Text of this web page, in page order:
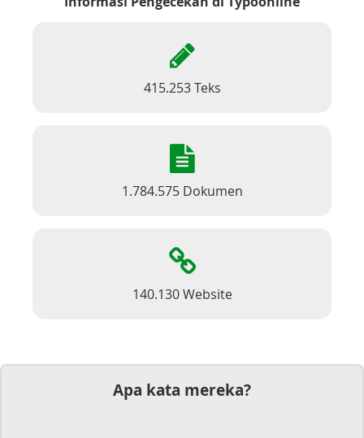
415.253 Teks
1.784.575 Dokumen
140.130 Website
Apa kata mereka?